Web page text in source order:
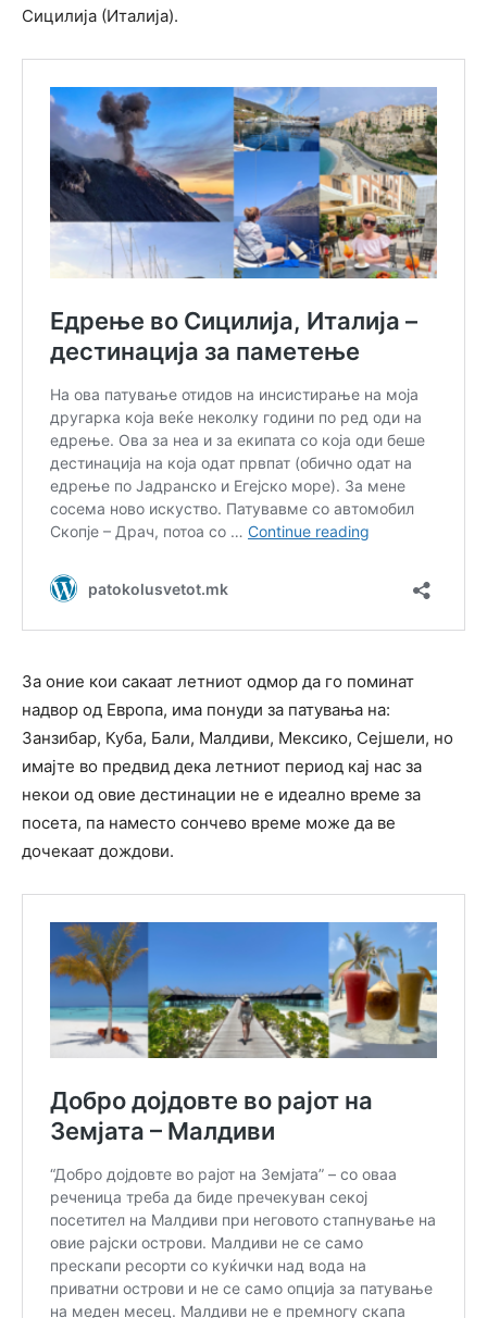
Сицилија (Италија).
За оние кои сакаат летниот одмор да го поминат
надвор од Европа, има понуди за патувања на:
Занзибар, Куба, Бали, Малдиви, Мексико, Сејшели, но
имајте во предвид дека летниот период кај нас за
некои од овие дестинации не е идеално време за
посета, па наместо сончево време може да ве
дочекаат дождови.